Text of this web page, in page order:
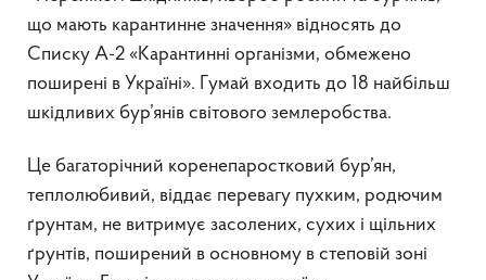
що мають карантинне значення» відносять до
Списку А-2 «Карантинні організми, обмежено
поширені в Україні». Гумай входить до 18 найбільш
шкідливих бур’янів світового землеробства.
Це багаторічний коренепаростковий бур’ян,
теплолюбивий, віддає перевагу пухким, родючим
ґрунтам, не витримує засолених, сухих і щільних
ґрунтів, поширений в основному в степовій зоні